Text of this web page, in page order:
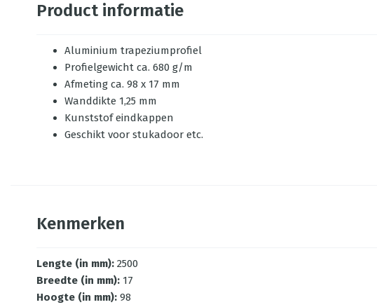
Product informatie
Aluminium trapeziumprofiel
Profielgewicht ca. 680 g/m
Afmeting ca. 98 x 17 mm
Wanddikte 1,25 mm
Kunststof eindkappen
Geschikt voor stukadoor etc.
Kenmerken
Lengte (in mm): 2500
Breedte (in mm): 17
Hoogte (in mm): 98